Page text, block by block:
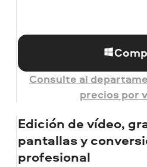
Consulte al
precios por
Edición de vídeo,
pantallas y
profesional